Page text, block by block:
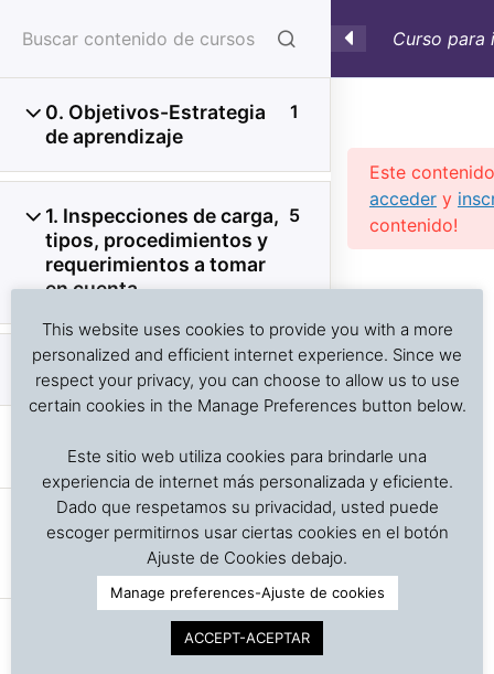
Previous Slide
Investigación de daños a alimentos en contenedores
temperatura, ventilación, demoras, condición del
producto, embalaje, estiba y transferencia de carga.
Daños en el transporte marítimo
Curso para
0. Objetivos-Estrategia
de aprendizaje
1
1. Inspecciones de carga,
tipos, procedimientos y
requerimientos a tomar
en cuenta
5
2. Toma de muestras 10
estadístico
I Audiovisuales: Muestreo
estadístico (Español e
I 2.2 Toma de muestras de
productos a granel, sacos y
Este
acceder y
contenido!
Copyright | Derechos reservados | Dr. J. A. Barreiro
Cargo Inspection Service LLC | 2018-2025
Política de Privacidad
Condiciones de uso
This website uses cookies to provide you with a more
personalized and efficient internet experience. Since we
respect your privacy, you can choose to allow us to use
certain cookies in the Manage Preferences button below.
Este sitio web utiliza cookies para brindarle una
experiencia de internet más personalizada y eficiente.
Dado que respetamos su privacidad, usted puede
escoger permitirnos usar ciertas cookies en el botón
Ajuste de Cookies debajo.
Manage preferences-Ajuste de cookies
ACCEPT-ACEPTAR